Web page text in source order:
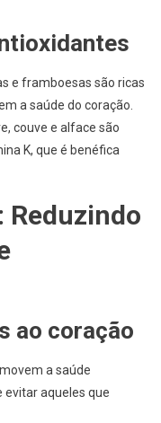
e framboesas são ricas
a saúde do coração.
couve e alface são
K, que é benéfica
ao coração
a saúde
aqueles que